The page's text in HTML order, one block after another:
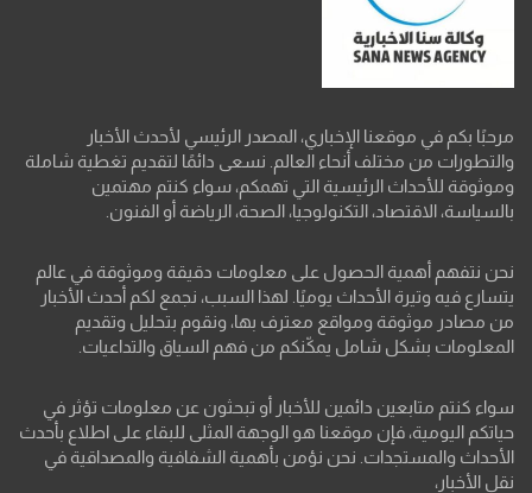
مرحبًا بكم في موقعنا الإخباري، المصدر الرئيسي لأحدث الأخبار
والتطورات من مختلف أنحاء العالم. نسعى دائمًا لتقديم تغطية شاملة
وموثوقة للأحداث الرئيسية التي تهمكم، سواء كنتم مهتمين
بالسياسة، الاقتصاد، التكنولوجيا، الصحة، الرياضة أو الفنون.
نحن نتفهم أهمية الحصول على معلومات دقيقة وموثوقة في عالم
يتسارع فيه وتيرة الأحداث يوميًا. لهذا السبب، نجمع لكم أحدث الأخبار
من مصادر موثوقة ومواقع معترف بها، ونقوم بتحليل وتقديم
المعلومات بشكل شامل يمكّنكم من فهم السياق والتداعيات.
سواء كنتم متابعين دائمين للأخبار أو تبحثون عن معلومات تؤثر في
حياتكم اليومية، فإن موقعنا هو الوجهة المثلى للبقاء على اطلاع بأحدث
الأحداث والمستجدات. نحن نؤمن بأهمية الشفافية والمصداقية في
نقل الأخبار،